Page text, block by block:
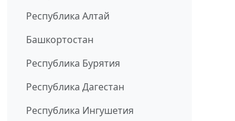
Республика Алтай
Башкортостан
Республика Бурятия
Республика Дагестан
Республика Ингушетия